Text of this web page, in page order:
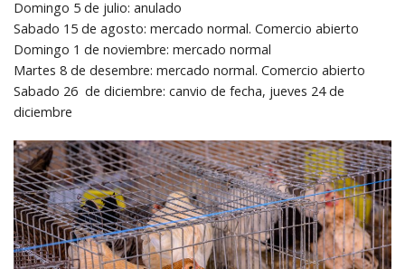
Domingo 5 de julio: anulado
Sabado 15 de agosto: mercado normal. Comercio abierto
Domingo 1 de noviembre: mercado normal
Martes 8 de desembre: mercado normal. Comercio abierto
Sabado 26 de diciembre: canvio de fecha, jueves 24 de
diciembre